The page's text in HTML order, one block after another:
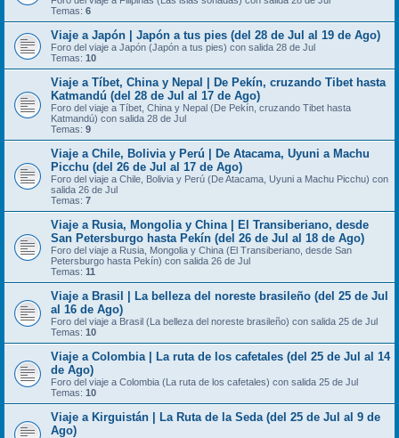
Temas: 6
Viaje a Japón | Japón a tus pies (del 28 de Jul al 19 de Ago)
Foro del viaje a Japón (Japón a tus pies) con salida 28 de Jul
Temas: 10
Viaje a Tíbet, China y Nepal | De Pekín, cruzando Tibet hasta
Katmandú (del 28 de Jul al 17 de Ago)
Foro del viaje a Tíbet, China y Nepal (De Pekín, cruzando Tibet hasta
Katmandú) con salida 28 de Jul
Temas: 9
Viaje a Chile, Bolivia y Perú | De Atacama, Uyuni a Machu
Picchu (del 26 de Jul al 17 de Ago)
Foro del viaje a Chile, Bolivia y Perú (De Atacama, Uyuni a Machu Picchu) con
salida 26 de Jul
Temas: 7
Viaje a Rusia, Mongolia y China | El Transiberiano, desde
San Petersburgo hasta Pekín (del 26 de Jul al 18 de Ago)
Foro del viaje a Rusia, Mongolia y China (El Transiberiano, desde San
Petersburgo hasta Pekín) con salida 26 de Jul
Temas: 11
Viaje a Brasil | La belleza del noreste brasileño (del 25 de Jul
al 16 de Ago)
Foro del viaje a Brasil (La belleza del noreste brasileño) con salida 25 de Jul
Temas: 10
Viaje a Colombia | La ruta de los cafetales (del 25 de Jul al 14
de Ago)
Foro del viaje a Colombia (La ruta de los cafetales) con salida 25 de Jul
Temas: 10
Viaje a Kirguistán | La Ruta de la Seda (del 25 de Jul al 9 de
Ago)